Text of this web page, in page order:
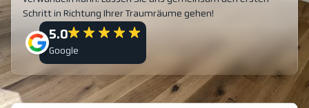
Schritt in Richtung Ihrer Traumräume gehen!
5.0
Google